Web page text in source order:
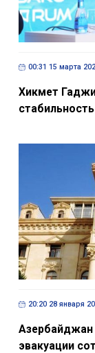
00:31 15 марта
Хикмет
20:20 28 января
Азербайджан
эвакуации